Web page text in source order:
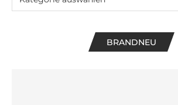
BRANDNEU